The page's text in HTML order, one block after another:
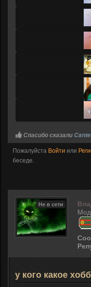
Спасибо сказали
Пожалуйста Войти или
беседе.
Не в сети
у кого какое